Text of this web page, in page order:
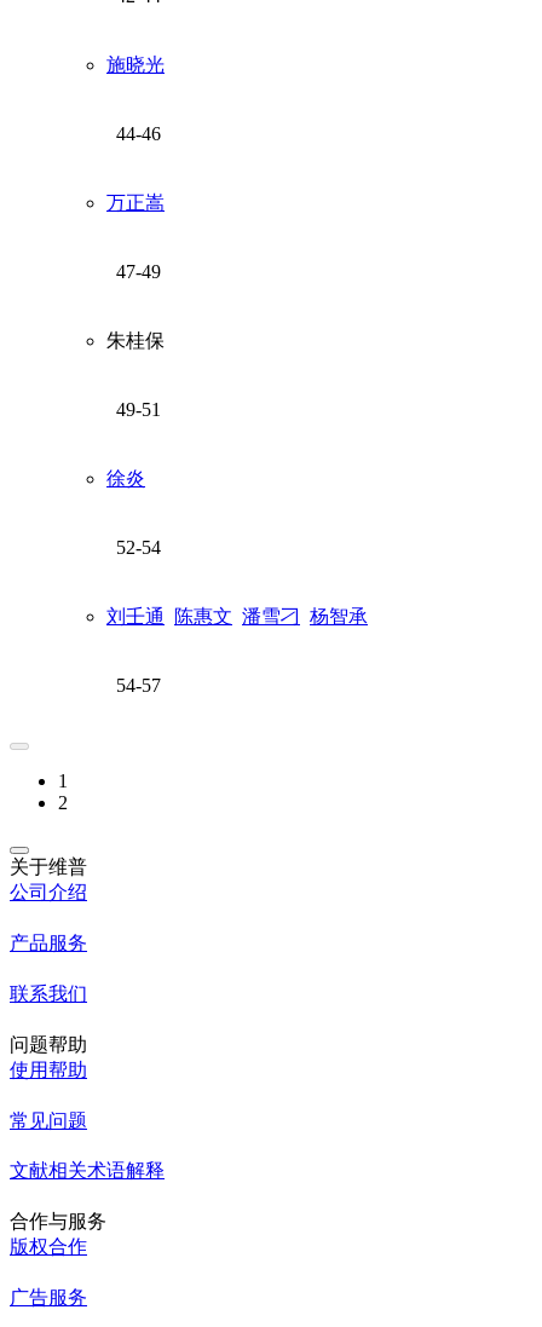
施晓光
44-46
万正嵩
47-49
朱桂保
49-51
徐炎
52-54
刘壬通 陈惠文 潘雪刁 杨智承
54-57
1
2
关于维普
公司介绍
产品服务
联系我们
问题帮助
使用帮助
常见问题
文献相关术语解释
合作与服务
版权合作
广告服务